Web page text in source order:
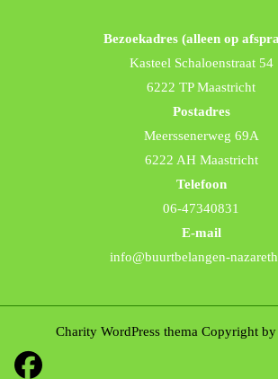
Bezoekadres (alleen op
Kasteel Schaloenstraat 54
6222 TP Maastricht
Postadres
Meerssenerweg 69A
6222 AH Maastricht
Telefoon
06-47340831
E-mail
info@buurtbelangen-
Charity WordPress thema Copyright by